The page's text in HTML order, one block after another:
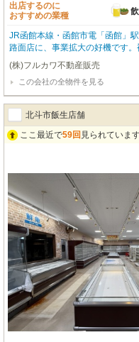
出店するのに
おすすめの業種
JR函館本線・函館市電「函館」
路面店に、事業拡大の好機です
期待が持てます。広々408.49m²
む）や小売・物販など、多様な
く、お客様を惹きつけます。周
市も近く、ビジネスに便利な環
フロア、光ファイバーなど設備
を逃しません。この機会に、函
か？まずはお気軽にお問い合わせ
(株)フルカワ不動産販売
この会社の全物件を見る
北斗市飯生店舗
ここ最近で59回 見られています